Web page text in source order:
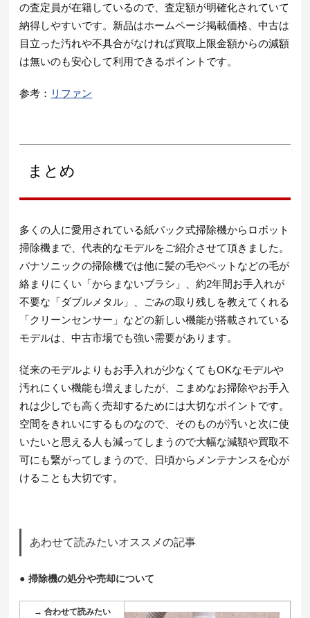
の査定員が在籍しているので、査定額が明確化されていて
納得しやすいです。新品はホームページ掲載価格、中古は
目立った汚れや不具合がなければ買取上限金額からの減額
は無いのも安心して利用できるポイントです。
参考： リファン
まとめ
多くの人に愛用されている紙パック式掃除機からロボット
掃除機まで、代表的なモデルをご紹介させて頂きました。
パナソニックの掃除機では他に髪の毛やペットなどの毛が
絡まりにくい「からまないブラシ」、約2年間お手入れが
不要な「ダブルメタル」、ごみの取り残しを教えてくれる
「クリーンセンサー」などの新しい機能が搭載されている
モデルは、中古市場でも強い需要があります。
従来のモデルよりもお手入れが少なくてもOKなモデルや
汚れにくい機能も増えましたが、こまめなお掃除やお手入
れは少しでも高く売却するためには大切なポイントです。
空間をきれいにするものなので、そのものが汚いと次に使
いたいと思える人も減ってしまうので大幅な減額や買取不
可にも繋がってしまうので、日頃からメンテナンスを心が
けることも大切です。
あわせて読みたいオススメの記事
掃除機の処分や売却について